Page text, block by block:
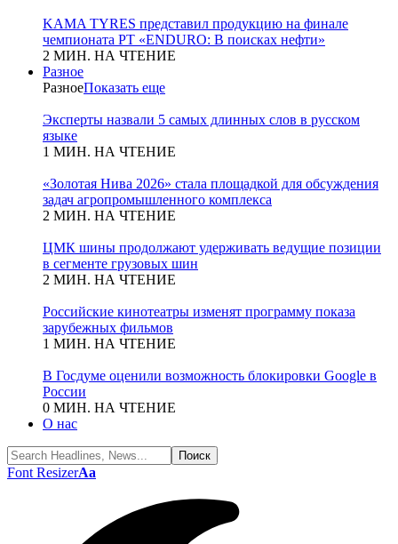
KAMA TYRES представил продукцию на финале
чемпионата РТ «ENDURO: В поисках нефти»
2 МИН. НА ЧТЕНИЕ
Разное
РазноеПоказать еще
Эксперты назвали 5 самых длинных слов в русском
языке
1 МИН. НА ЧТЕНИЕ
«Золотая Нива 2026» стала площадкой для обсуждения
задач агропромышленного комплекса
2 МИН. НА ЧТЕНИЕ
ЦМК шины продолжают удерживать ведущие позиции
в сегменте грузовых шин
2 МИН. НА ЧТЕНИЕ
Российские кинотеатры изменят программу показа
зарубежных фильмов
1 МИН. НА ЧТЕНИЕ
В Госдуме оценили возможность блокировки Google в
России
0 МИН. НА ЧТЕНИЕ
О нас
Font ResizerAa